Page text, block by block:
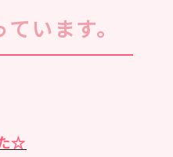
います。
☆